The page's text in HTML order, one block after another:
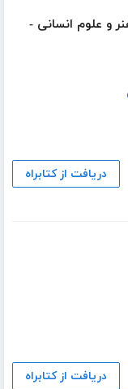
و علوم انسانی -
دریافت از کتابراه
دریافت از کتابراه